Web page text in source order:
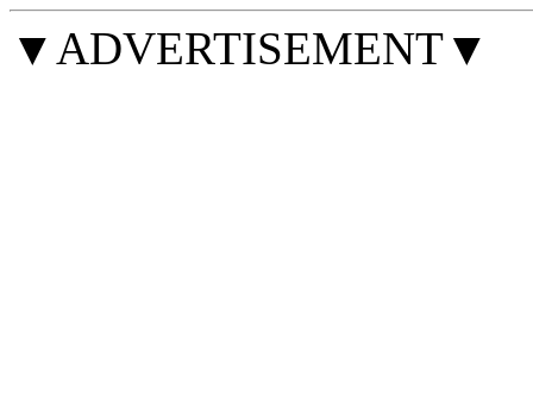
▼ADVERTISEMENT▼